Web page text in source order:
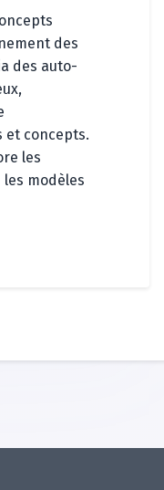
des
des auto-
et concepts.
les
modèles